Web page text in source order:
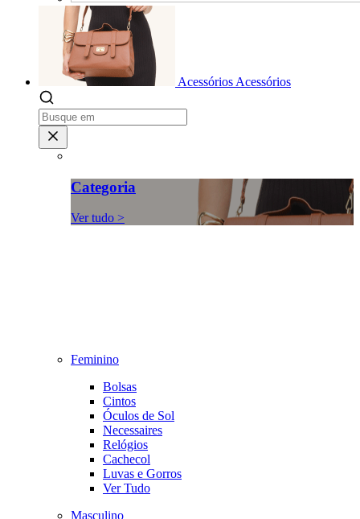
Acessórios Acessórios
Categoria
Ver tudo >
Feminino
Bolsas
Cintos
Óculos de Sol
Necessaires
Relógios
Cachecol
Luvas e Gorros
Ver Tudo
Masculino